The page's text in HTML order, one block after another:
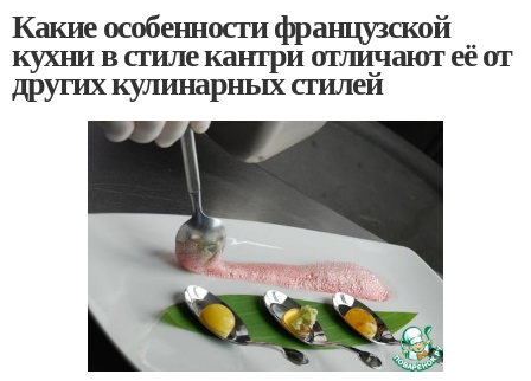
Какие особенности французской
кухни в стиле кантри отличают её от
других кулинарных стилей